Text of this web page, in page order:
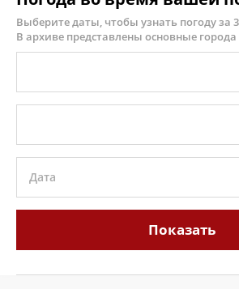
Выберите даты, чтобы узнать погоду за
В архиве представлены основные
Дата
Показать